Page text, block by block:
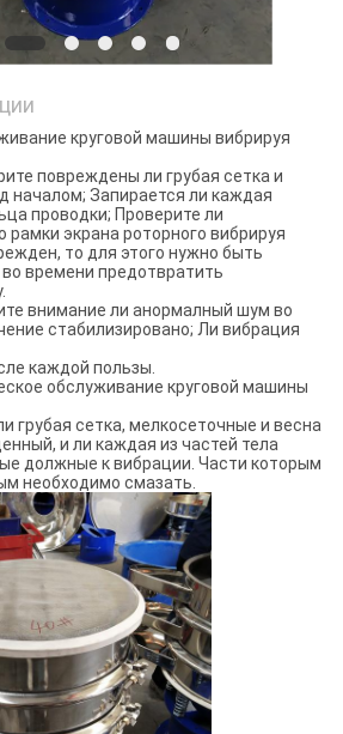
круговой машины вибрируя
повреждены ли грубая сетка и
началом; Запирается ли каждая
проводки; Проверите ли
экрана роторного вибрируя
то для этого нужно быть
времени предотвратить
внимание ли анормалный шум во
стабилизировано; Ли вибрация
каждой пользы.
обслуживание круговой машины
грубая сетка, мелкосеточные и весна
и ли каждая из частей тела
должные к вибрации. Части которым
необходимо смазать.